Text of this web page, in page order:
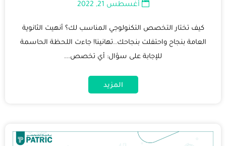
أغسطس 21, 2022
كيف تختار التخصص التكنولوجي المناسب لك؟ أنهيت الثانوية
العامة بنجاح واحتفلت بنجاحك..تهانينا! جاءت اللحظة الحاسمة
للإجابة على سؤال: أي تخصص...
المزيد